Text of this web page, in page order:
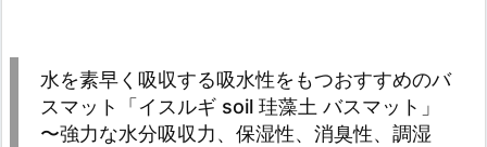
水を素早く吸収する吸水性をもつおすすめのバ
スマット「イスルギ soil 珪藻土 バスマット」
〜強力な水分吸収力、保湿性、消臭性、調湿